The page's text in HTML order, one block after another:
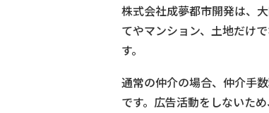
株式会社成夢都市開発は、
てやマンション、土地だけ
す。
通常の仲介の場合、仲介手
です。広告活動をしないた